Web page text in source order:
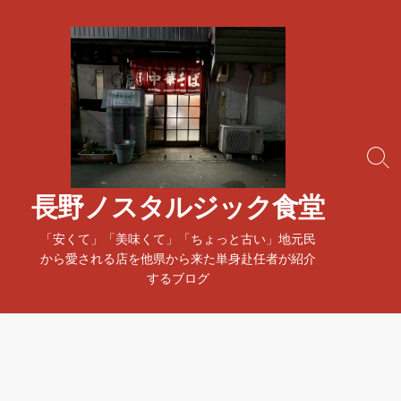
長野ノスタルジック食堂
「安くて」「美味くて」「ちょっと古い」地元民
から愛される店を他県から来た単身赴任者が紹介
するブログ
検